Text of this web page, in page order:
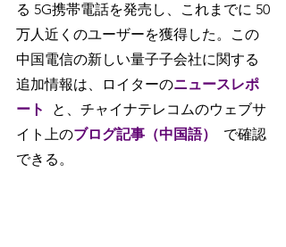
る 5G携帯電話を発売し、これまでに 50
万人近くのユーザーを獲得した。この
中国電信の新しい量子子会社に関する
追加情報は、ロイターのニュースレポ
ート
と、チャイナテレコムのウェブサ
イト上のブログ記事（中国語）
で確認
できる。